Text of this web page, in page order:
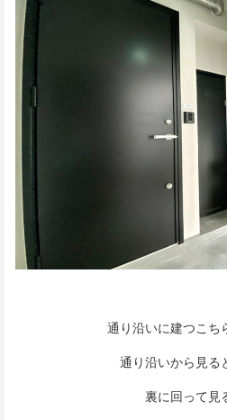
通り沿いに建つこち
通り沿いから見る
裏に回って見